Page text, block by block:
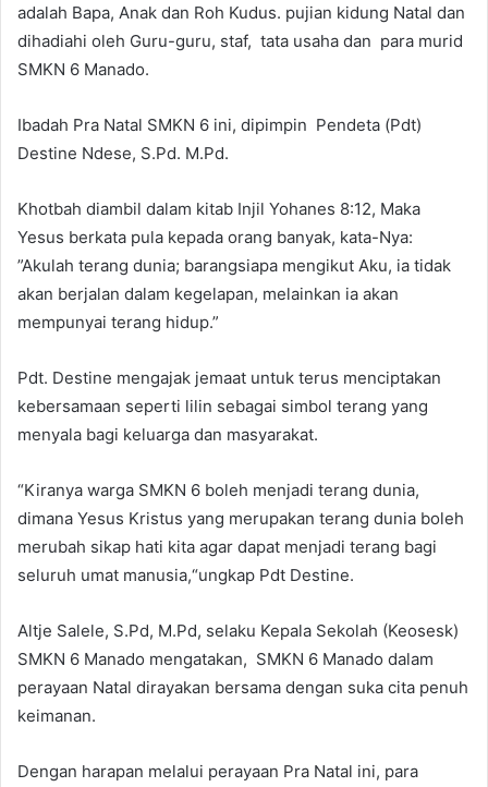
adalah Bapa, Anak dan Roh Kudus. pujian kidung Natal dan
dihadiahi oleh Guru-guru, staf, tata usaha dan para murid
SMKN 6 Manado.
Ibadah Pra Natal SMKN 6 ini, dipimpin Pendeta (Pdt)
Destine Ndese, S.Pd. M.Pd.
Khotbah diambil dalam kitab Injil Yohanes 8:12, Maka
Yesus berkata pula kepada orang banyak, kata-Nya:
”Akulah terang dunia; barangsiapa mengikut Aku, ia tidak
akan berjalan dalam kegelapan, melainkan ia akan
mempunyai terang hidup.”
Pdt. Destine mengajak jemaat untuk terus menciptakan
kebersamaan seperti lilin sebagai simbol terang yang
menyala bagi keluarga dan masyarakat.
“Kiranya warga SMKN 6 boleh menjadi terang dunia,
dimana Yesus Kristus yang merupakan terang dunia boleh
merubah sikap hati kita agar dapat menjadi terang bagi
seluruh umat manusia,“ungkap Pdt Destine.
Altje Salele, S.Pd, M.Pd, selaku Kepala Sekolah (Keosesk)
SMKN 6 Manado mengatakan, SMKN 6 Manado dalam
perayaan Natal dirayakan bersama dengan suka cita penuh
keimanan.
Dengan harapan melalui perayaan Pra Natal ini, para